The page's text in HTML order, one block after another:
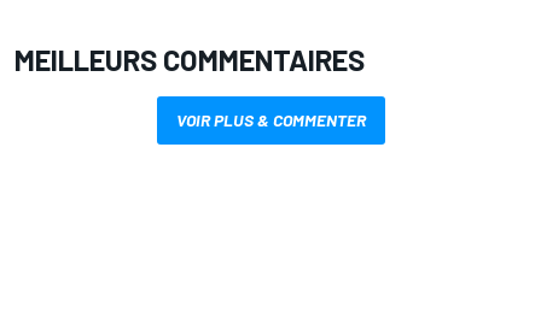
MEILLEURS COMMENTAIRES
VOIR PLUS & COMMENTER